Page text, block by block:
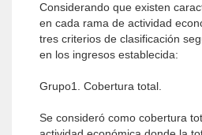
Considerando que existen
en cada rama de actividad
tres criterios de clasificación
en los ingresos establecida:
Grupo1. Cobertura total.
Se consideró como cobertura